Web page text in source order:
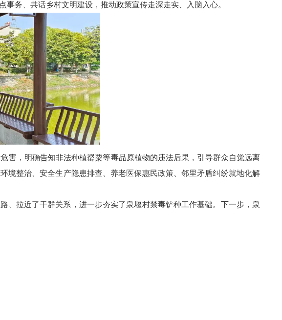
务、共话乡村文明建设，推动政策宣传走深走实、入脑入心。
害，明确告知非法种植罂粟等毒品原植物的违法后果，引导群众自觉远离
境整治、安全生产隐患排查、养老医保惠民政策、邻里矛盾纠纷就地化解
、拉近了干群关系，进一步夯实了泉堰村禁毒铲种工作基础。下一步，泉